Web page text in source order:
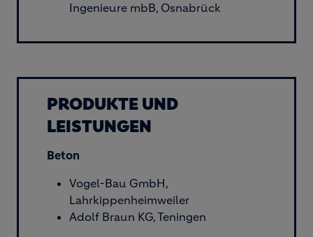
Ingenieure mbB, Osnabrück
PRODUKTE UND
LEISTUNGEN
Beton
Vogel-Bau GmbH,
Lahrkippenheimweiler
Adolf Braun KG, Teningen